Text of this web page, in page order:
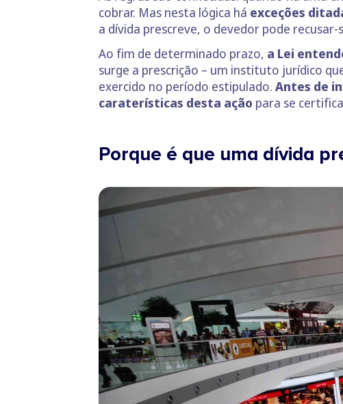
cobrar. Mas nesta lógica há exceções
a dívida prescreve, o devedor pode
Ao fim de determinado prazo, a Lei
surge a prescrição – um instituto jurídico
exercido no período estipulado. Antes de
caraterísticas desta ação para se
Porque é que uma dívida